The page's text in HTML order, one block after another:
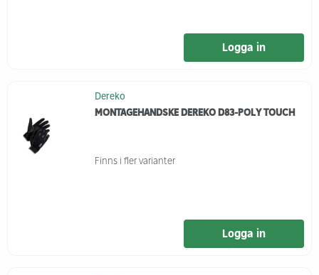
Logga in
Dereko
MONTAGEHANDSKE DEREKO D83-POLY TOUCH
Finns i fler varianter
Logga in